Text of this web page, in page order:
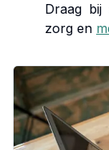
Draag bij
zorg en